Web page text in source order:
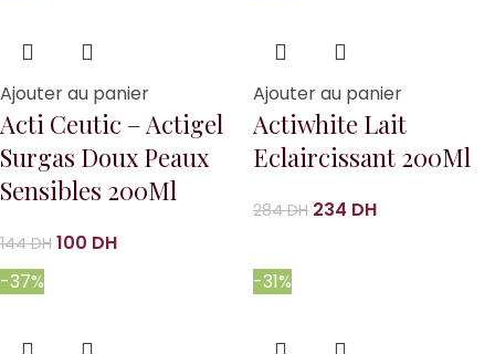
Ajouter au panier
Acti Ceutic – Actigel
Surgas Doux Peaux
Sensibles 200Ml
144DH 100 DH
Ajouter au panier
Actiwhite Lait
Eclaircissant 200Ml
284DH 234 DH
-37% -31%